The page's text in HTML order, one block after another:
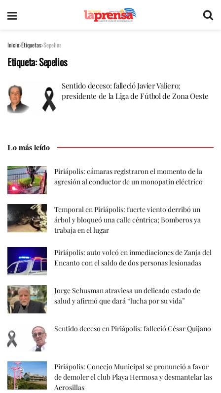
Inicio Etiquetas Sepelios
Etiqueta:Sepelios
Sentido deceso: falleció Javier Valiero;
presidente de la Liga de Fútbol de Zona Oeste
Lo más leído
Piriápolis: cámaras registraron el momento de la
agresión al conductor de un monopatín eléctrico
Temporal en Piriápolis: fuerte viento derribó un
árbol y bloqueó una calle céntrica; Bomberos ya
trabaja en el lugar
Piriápolis: auto volcó en inmediaciones de Zanja del
Encanto con el saldo de dos personas lesionadas
Jorge Schusman atraviesa un delicado estado de
salud y afirmó que dará “lucha por su vida”
Sentido deceso en Piriápolis: falleció César Quijano
Piriápolis: Concejo Municipal se pronunció a favor
de demoler el club Playa Hermosa y desmantelar las
Aerosillas